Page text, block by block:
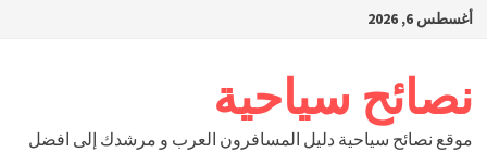
Skipأغسطس 6, 2026
نصائح سياحية
موقع نصائح سياحية دليل المسافرون العرب و مرشدك إلى افضل